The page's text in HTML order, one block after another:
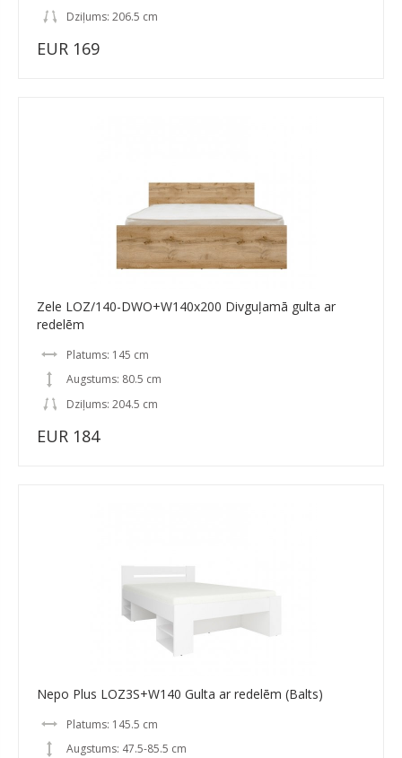
Dziļums: 206.5 cm
EUR 169
Zele LOZ/140-DWO+W140x200 Divguļamā gulta ar
redelēm
Platums: 145 cm
Augstums: 80.5 cm
Dziļums: 204.5 cm
EUR 184
Nepo Plus LOZ3S+W140 Gulta ar redelēm (Balts)
Platums: 145.5 cm
Augstums: 47.5-85.5 cm